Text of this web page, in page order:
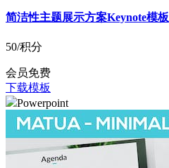
简洁性主题展示方案Keynote模板
50/积分
会员免费
下载模板
Powerpoint